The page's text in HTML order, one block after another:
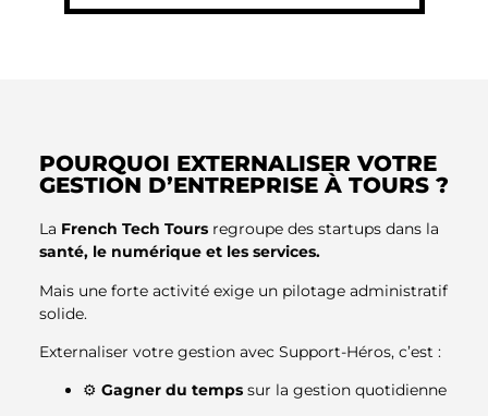
POURQUOI EXTERNALISER VOTRE
GESTION D’ENTREPRISE À TOURS ?
La French Tech Toursregroupe des startups dans la
santé, le numérique et les services.
Mais une forte activité exige un pilotage administratif
solide.
Externaliser votre gestion avec Support-Héros, c’est :
⚙️ Gagner du tempssur la gestion quotidienne